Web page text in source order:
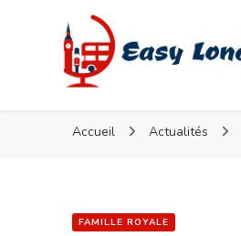
Easy London
Easy London
Accueil Actualités
FAMILLE ROYALE